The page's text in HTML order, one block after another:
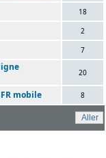
18
2
7
20
mobile 8